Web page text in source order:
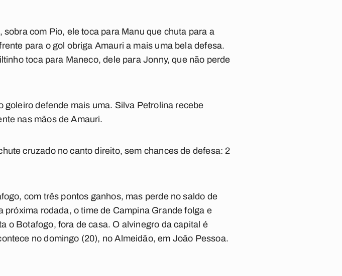
com Pio, ele toca para Manu que chuta para a
para o gol obriga Amauri a mais uma bela defesa.
toca para Maneco, dele para Jonny, que não perde
defende mais uma. Silva Petrolina recebe
nas mãos de Amauri.
cruzado no canto direito, sem chances de defesa: 2
com três pontos ganhos, mas perde no saldo de
rodada, o time de Campina Grande folga e
o Botafogo, fora de casa. O alvinegro da capital é
no domingo (20), no Almeidão, em João Pessoa.